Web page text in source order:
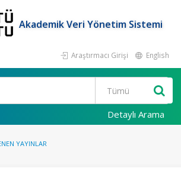
Akademik Veri Yönetim Sistemi
Araştırmacı Girişi English
Detaylı Arama
YAYINLAR